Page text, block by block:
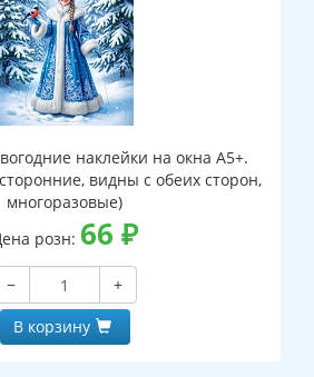
наклейки на окна А5+.
видны с обеих сторон,
многоразовые)
розн: 66 ₽
−
+
В корзину